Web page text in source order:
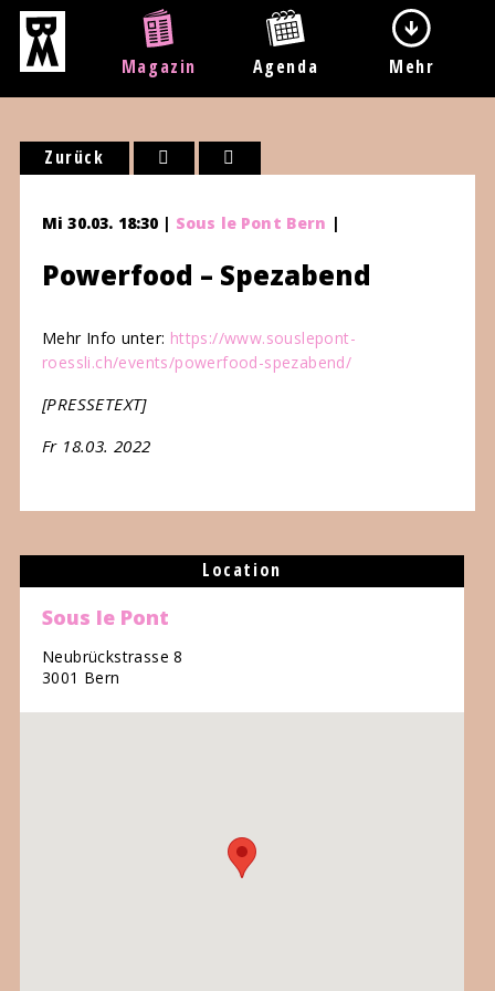
Magazin Agenda Mehr
Zurück
Mi 30.03. 18:30 | Sous le Pont Bern |
Powerfood – Spezabend
Mehr Info unter: https://www.souslepont-
roessli.ch/events/powerfood-spezabend/
[PRESSETEXT]
Fr 18.03. 2022
Location
Sous le Pont
Neubrückstrasse 8
3001 Bern